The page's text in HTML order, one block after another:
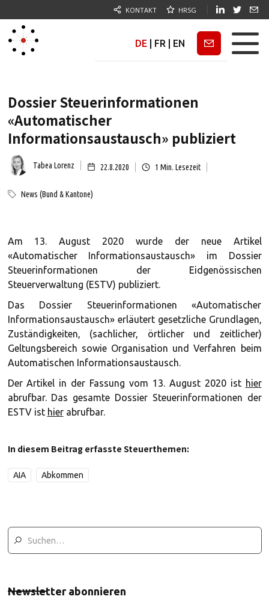
KONTAKT HRSG
DE FR EN Newsletter
Dossier Steuerinformationen
«Automatischer
Informationsaustausch» publiziert
Tabea Lorenz 22.8.2020 1 Min. Lesezeit
News (Bund & Kantone)
Am 13. August 2020 wurde der neue Artikel
«Automatischer Informationsaustausch» im Dossier
Steuerinformationen der Eidgenössischen
Steuerverwaltung (ESTV) publiziert.
Das Dossier Steuerinformationen «Automatischer
Informationsaustausch» erläutert gesetzliche Grundlagen,
Zuständigkeiten, (sachlicher, örtlicher und zeitlicher)
Geltungsbereich sowie Organisation und Verfahren beim
Automatischen Informationsaustausch.
Der Artikel in der Fassung vom 13. August 2020 ist hier
abrufbar. Das gesamte Dossier Steuerinformationen der
ESTV ist hierabrufbar.
In diesem Beitrag erfasste Steuerthemen:
AIA Abkommen
Newsletter abonnieren